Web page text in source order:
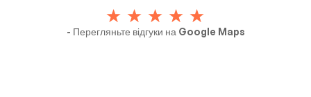
- Перегляньте відгуки на Google Maps